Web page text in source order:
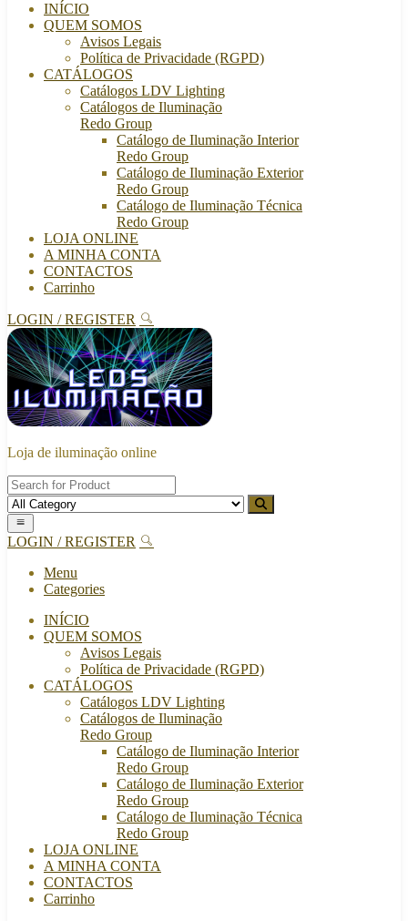
INÍCIO
QUEM SOMOS
Avisos Legais
Política de Privacidade (RGPD)
CATÁLOGOS
Catálogos LDV Lighting
Catálogos de Iluminação
Redo Group
Catálogo de Iluminação Interior
Redo Group
Catálogo de Iluminação Exterior
Redo Group
Catálogo de Iluminação Técnica
Redo Group
LOJA ONLINE
A MINHA CONTA
CONTACTOS
Carrinho
LOGIN / REGISTER
Loja de iluminação online
LOGIN / REGISTER
Menu
Categories
INÍCIO
QUEM SOMOS
Avisos Legais
Política de Privacidade (RGPD)
CATÁLOGOS
Catálogos LDV Lighting
Catálogos de Iluminação
Redo Group
Catálogo de Iluminação Interior
Redo Group
Catálogo de Iluminação Exterior
Redo Group
Catálogo de Iluminação Técnica
Redo Group
LOJA ONLINE
A MINHA CONTA
CONTACTOS
Carrinho